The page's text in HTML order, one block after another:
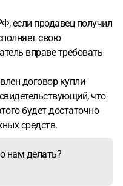
у нас есть только
документах
Дутова В.С.). Сроки
документально не
момент - 13 ноября
нет. Нами
попытки выяснить
месяц с момента
звонки и визиты в
контейнера (поставка,
с транспортными
если продавец получил
свою
вправе требовать
договор купли-
что
будет достаточно
средств.
нам делать?